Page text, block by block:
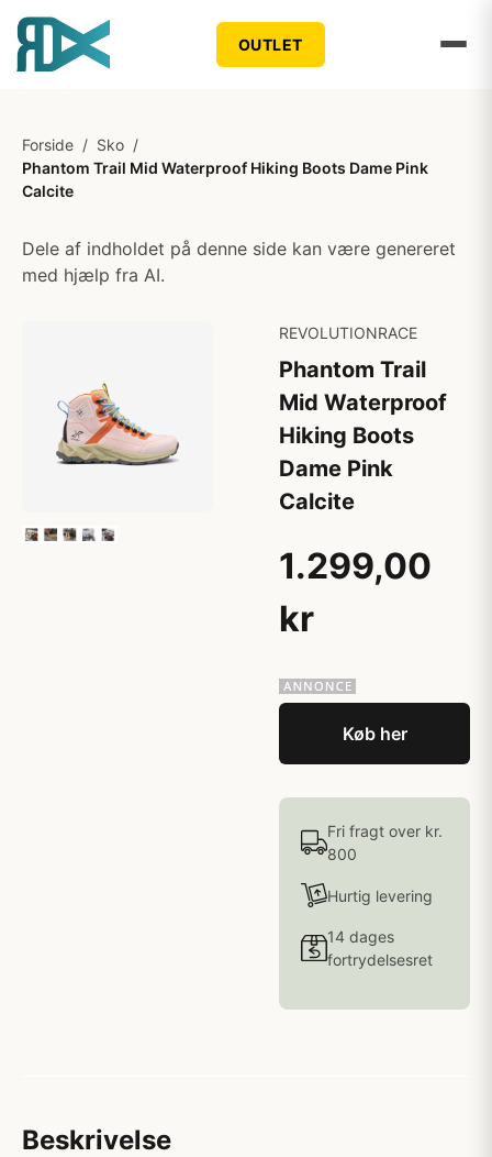
OUTLET
Forside / Sko /
Phantom Trail Mid Waterproof Hiking Boots Dame Pink
Calcite
Dele af indholdet på denne side kan være genereret
med hjælp fra AI.
REVOLUTIONRACE
Phantom Trail
Mid Waterproof
Hiking Boots
Dame Pink
Calcite
1.299,00
kr
Køb her
Fri fragt over kr.
800
Hurtig levering
14 dages
fortrydelsesret
Beskrivelse